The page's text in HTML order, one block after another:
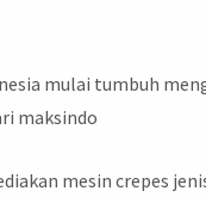
mulai tumbuh
maksindo
mesin crepes